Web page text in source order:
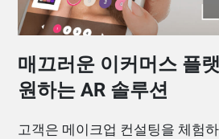
매끄러운 이커머스 플
원하는 AR 솔루션
고객은 메이크업 컨설팅을 체험